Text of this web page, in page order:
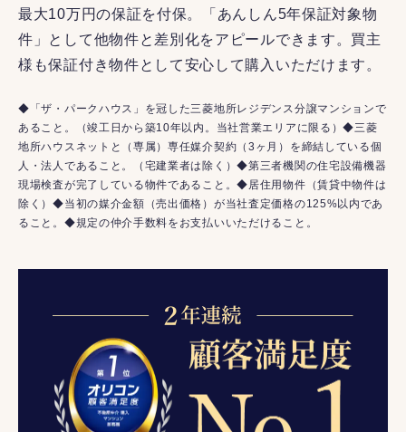
最大10万円の保証を付保。「あんしん5年保証対象物
件」として他物件と差別化をアピールできます。買主
様も保証付き物件として安心して購入いただけます。
◆「ザ・パークハウス」を冠した三菱地所レジデンス分譲マンションで
あること。（竣工日から築10年以内。当社営業エリアに限る）◆三菱
地所ハウスネットと（専属）専任媒介契約（3ヶ月）を締結している個
人・法人であること。（宅建業者は除く）◆第三者機関の住宅設備機器
現場検査が完了している物件であること。◆居住用物件（賃貸中物件は
除く）◆当初の媒介金額（売出価格）が当社査定価格の125%以内であ
ること。◆規定の仲介手数料をお支払いいただけること。